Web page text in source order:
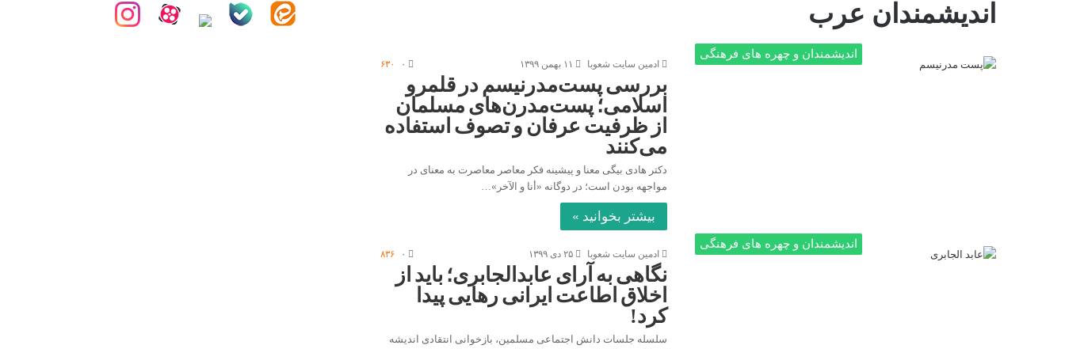
اندیشمندان عرب
اندیشمندان و چهره های فرهنگی
ادمین سایت شعوبا ۱۱ بهمن ۱۳۹۹ ۰ ۶۳۰
بررسی پست‌مدرنیسم در قلمرو
اسلامی؛ پست‌مدرن‌های مسلمان
از ظرفیت عرفان و تصوف استفاده
می‌کنند‌
دکتر هادی بیگی معنا و پیشینه فکر معاصر معاصرت به معنای در
مواجهه بودن است؛ در دوگانه «أنا و الآخر»…
بیشتر بخوانید »
اندیشمندان و چهره های فرهنگی
ادمین سایت شعوبا ۲۵ دی ۱۳۹۹ ۰ ۸۳۶
نگاهی به آرای عابدالجابری؛ باید از
اخلاق اطاعت ایرانی رهایی پیدا
کرد!
سلسله جلسات دانش اجتماعی مسلمین، بازخوانی انتقادی اندیشه